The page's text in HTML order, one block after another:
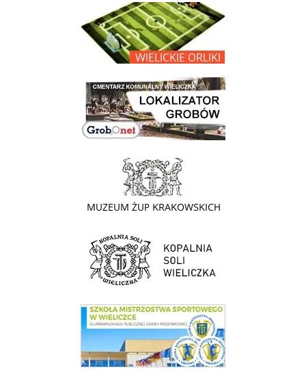
link do opisu projektu Wielickie Orliki
link do lokalizatora grobów na wielickim cmentarzu - grobnet
link do strony - Muzeum Żup Krakowskich Wieliczka
link do strony Kopalni Soli Wieliczka
link do SMS Wieliczka